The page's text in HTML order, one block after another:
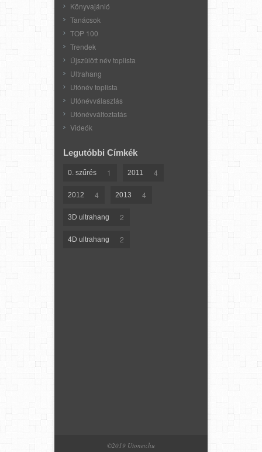
Könyvajánló
Tanácsok
TOP 100
Trendek
Újszülött név toplista
Ultrahang
Utónév toplista
Utónévválasztás
Utónévváltoztatás
Videók
Legutóbbi Címkék
0. szűrés 1 2011 4
2012 4 2013 4
3D ultrahang 2
4D ultrahang 2
©2019 Utonev.hu